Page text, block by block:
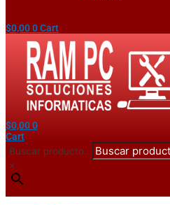
$0,000Cart
$0,000
Cart
Buscar producto...
×